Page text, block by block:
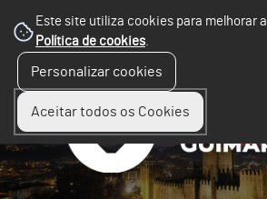
Este site utiliza cookies para melhorar
Política de cookies.
Personalizar cookies
Aceitar todos os Cookies